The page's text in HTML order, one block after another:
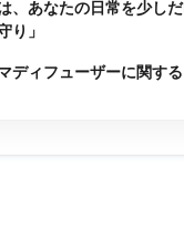
、あなたの日常を少し
り」
ディフューザーに関す